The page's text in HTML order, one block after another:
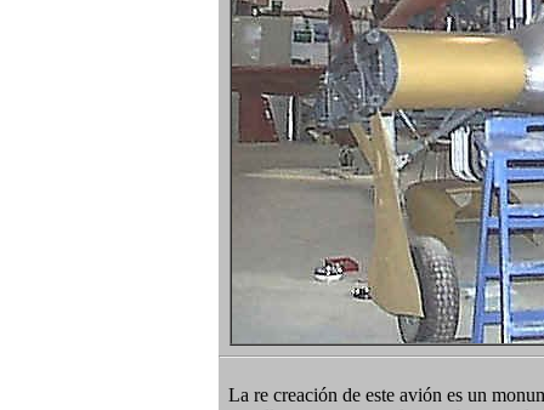
La re creación de este avión es un